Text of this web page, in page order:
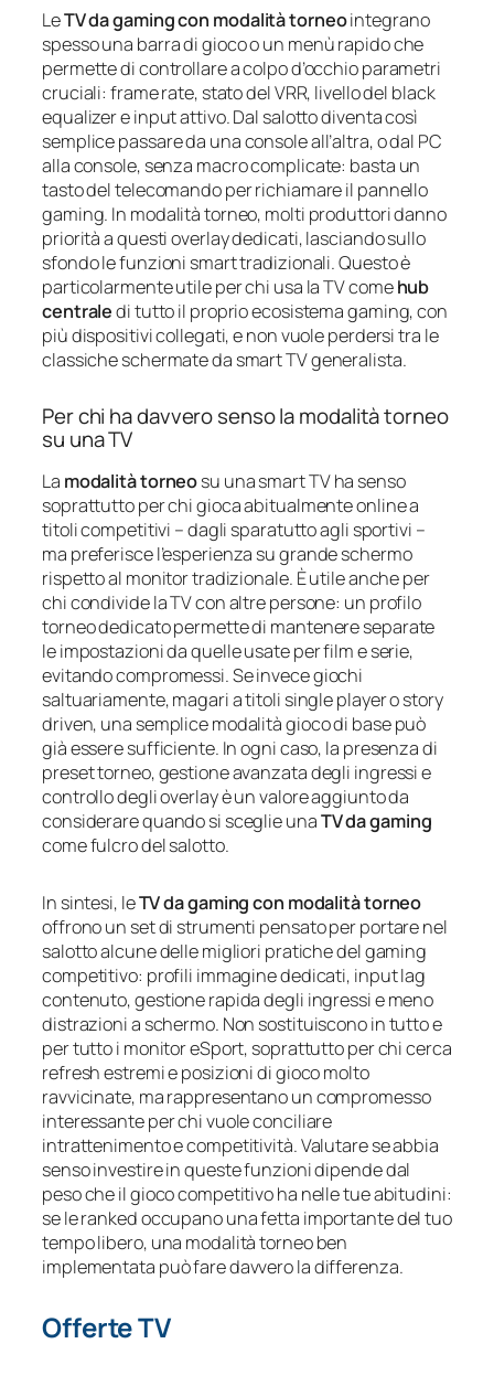
LeTV da gaming con modalità torneointegrano
spesso una barra di gioco o un menù rapido che
permette di controllare a colpo d’occhio parametri
cruciali: frame rate, stato del VRR, livello del black
equalizer e input attivo. Dal salotto diventa così
semplice passare da una console all’altra, o dal PC
alla console, senza macro complicate: basta un
tasto del telecomando per richiamare il pannello
gaming. In modalità torneo, molti produttori danno
priorità a questi overlay dedicati, lasciando sullo
sfondo le funzioni smart tradizionali. Questo è
particolarmente utile per chi usa la TV comehub
centraledi tutto il proprio ecosistema gaming, con
più dispositivi collegati, e non vuole perdersi tra le
classiche schermate da smart TV generalista.
Per chi ha davvero senso la modalità torneo
su una TV
La modalità torneosu una smart TV ha senso
soprattutto per chi gioca abitualmente online a
titoli competitivi – dagli sparatutto agli sportivi –
ma preferisce l’esperienza su grande schermo
rispetto al monitor tradizionale. È utile anche per
chi condivide la TV con altre persone: un profilo
torneo dedicato permette di mantenere separate
le impostazioni da quelle usate per film e serie,
evitando compromessi. Se invece giochi
saltuariamente, magari a titoli single player o story
driven, una semplice modalità gioco di base può
già essere sufficiente. In ogni caso, la presenza di
preset torneo, gestione avanzata degli ingressi e
controllo degli overlay è un valore aggiunto da
considerare quando si sceglie unaTV da gaming
come fulcro del salotto.
In sintesi, leTV da gaming con modalità torneo
offrono un set di strumenti pensato per portare nel
salotto alcune delle migliori pratiche del gaming
competitivo: profili immagine dedicati, input lag
contenuto, gestione rapida degli ingressi e meno
distrazioni a schermo. Non sostituiscono in tutto e
per tutto i monitor eSport, soprattutto per chi cerca
refresh estremi e posizioni di gioco molto
ravvicinate, ma rappresentano un compromesso
interessante per chi vuole conciliare
intrattenimento e competitività. Valutare se abbia
senso investire in queste funzioni dipende dal
peso che il gioco competitivo ha nelle tue abitudini:
se le ranked occupano una fetta importante del tuo
tempo libero, una modalità torneo ben
implementata può fare davvero la differenza.
Offerte TV